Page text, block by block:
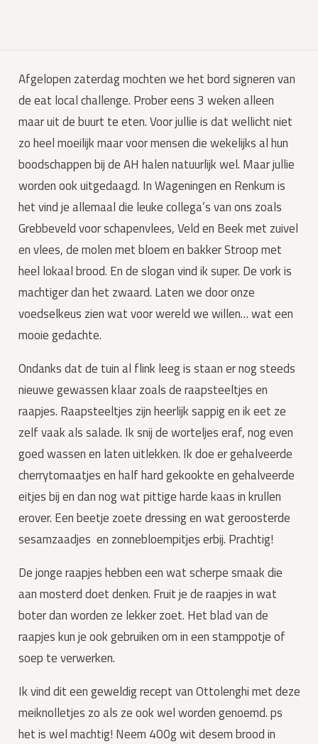
Afgelopen zaterdag mochten we het bord signeren van
de eat local challenge. Prober eens 3 weken alleen
maar uit de buurt te eten. Voor jullie is dat wellicht niet
zo heel moeilijk maar voor mensen die wekelijks al hun
boodschappen bij de AH halen natuurlijk wel. Maar jullie
worden ook uitgedaagd. In Wageningen en Renkum is
het vind je allemaal die leuke collega’s van ons zoals
Grebbeveld voor schapenvlees, Veld en Beek met zuivel
en vlees, de molen met bloem en bakker Stroop met
heel lokaal brood. En de slogan vind ik super. De vork is
machtiger dan het zwaard. Laten we door onze
voedselkeus zien wat voor wereld we willen… wat een
mooie gedachte.
Ondanks dat de tuin al flink leeg is staan er nog steeds
nieuwe gewassen klaar zoals de raapsteeltjes en
raapjes. Raapsteeltjes zijn heerlijk sappig en ik eet ze
zelf vaak als salade. Ik snij de worteljes eraf, nog even
goed wassen en laten uitlekken. Ik doe er gehalveerde
cherrytomaatjes en half hard gekookte en gehalveerde
eitjes bij en dan nog wat pittige harde kaas in krullen
erover. Een beetje zoete dressing en wat geroosterde
sesamzaadjes en zonnebloempitjes erbij. Prachtig!
De jonge raapjes hebben een wat scherpe smaak die
aan mosterd doet denken. Fruit je de raapjes in wat
boter dan worden ze lekker zoet. Het blad van de
raapjes kun je ook gebruiken om in een stamppotje of
soep te verwerken.
Ik vind dit een geweldig recept van Ottolenghi met deze
meiknolletjes zo als ze ook wel worden genoemd. ps
het is wel machtig! Neem 400g wit desem brood in